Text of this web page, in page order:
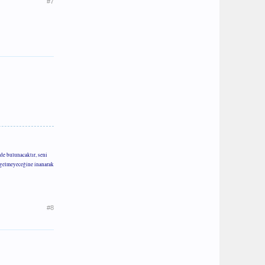
bulunacaktır, seni
inanarak
#8